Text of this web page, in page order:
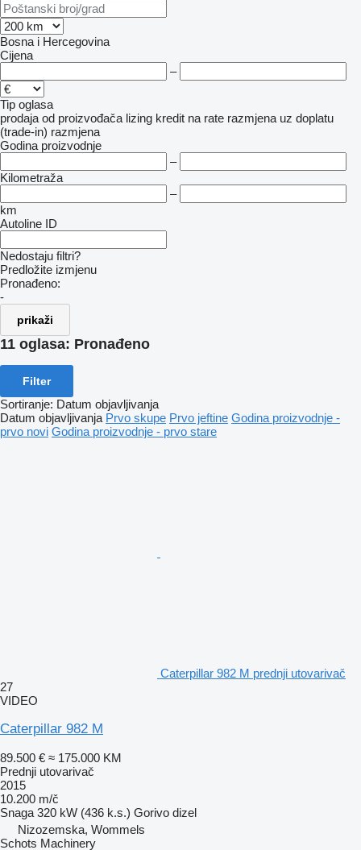
Bosna i Hercegovina
Cijena
–
Tip oglasa
prodaja od proizvođača lizing kredit na rate razmjena uz doplatu
(trade-in) razmjena
Godina proizvodnje
–
Kilometraža
–
km
Autoline ID
Nedostaju filtri?
Predložite izmjenu
Pronađeno:
-
prikaži
11 oglasa: Pronađeno
Filter
Sortiranje: Datum objavljivanja
Datum objavljivanja Prvo skupe Prvo jeftine Godina proizvodnje -
prvo novi Godina proizvodnje - prvo stare
Caterpillar 982 M prednji utovarivač
27
VIDEO
Caterpillar 982 M
89.500 € ≈ 175.000 KM
Prednji utovarivač
2015
10.200 m/č
Snaga 320 kW (436 k.s.) Gorivo dizel
Nizozemska, Wommels
Schots Machinery